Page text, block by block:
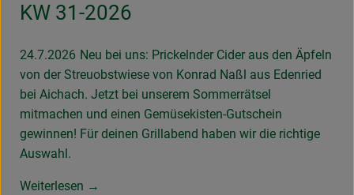
KW 31-2026
24.7.2026 Neu bei uns: Prickelnder Cider aus den Äpfeln
von der Streuobstwiese von Konrad Naßl aus Edenried
bei Aichach. Jetzt bei unserem Sommerrätsel
mitmachen und einen Gemüsekisten-Gutschein
gewinnen! Für deinen Grillabend haben wir die richtige
Auswahl.
Weiterlesen →